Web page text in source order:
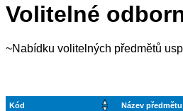
Volitelné
~Nabídku volitelných předmětů
Kód Název předmětu